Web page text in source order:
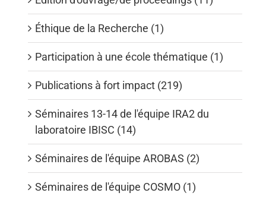
Éthique de la Recherche (1)
Participation à une école thématique (1)
Publications à fort impact (219)
Séminaires 13-14 de l'équipe IRA2 du
laboratoire IBISC (14)
Séminaires de l'équipe AROBAS (2)
Séminaires de l'équipe COSMO (1)